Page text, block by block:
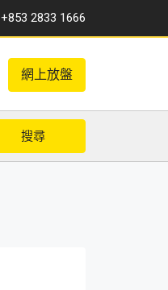
+853 2833 1666
網上放盤
搜尋